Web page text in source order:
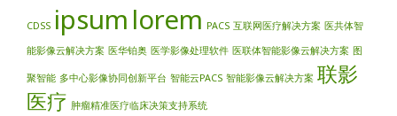
CDSS ipsum lorem PACS 互联网医疗解决方案 医共体智
能影像云解决方案 医华铂奥 医学影像处理软件 医联体智能影像云解决方案 图
聚智能 多中心影像协同创新平台 智能云PACS 智能影像云解决方案 联影
医疗 肿瘤精准医疗临床决策支持系统